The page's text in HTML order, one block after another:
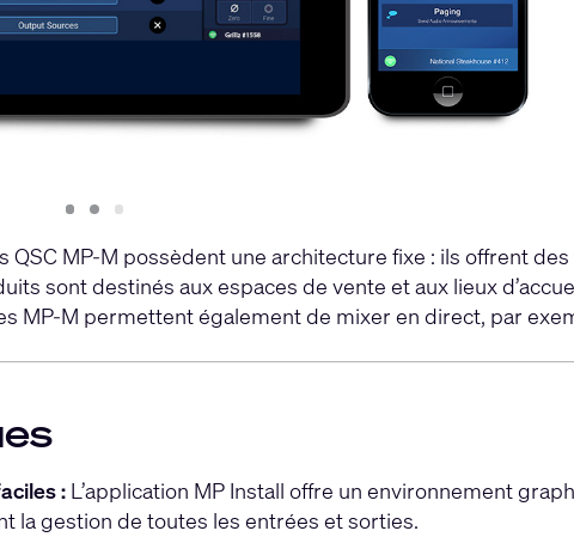
Slide
1 Slide
2 Slide
3
MP-M possèdent une architecture fixe : ils offrent
sont destinés aux espaces de vente et aux lieux
MP-M permettent également de mixer en direct, par
:L’application MP Install offre un environnement
la gestion de toutes les entrées et sorties.